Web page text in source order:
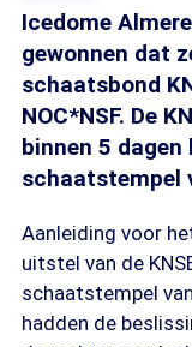
Icedome
gewonnen dat
schaatsbond
NOC*NSF. De
binnen 5 dagen
schaatstempel
Aanleiding voor
uitstel van de
schaatstempel
hadden de